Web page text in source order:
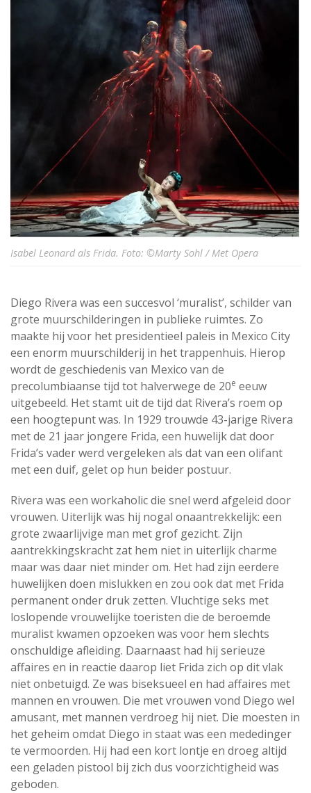
Isabel Leonard als Frida. Foto: ©Marty Sohl / Met Opera
Diego Rivera was een succesvol ‘muralist’, schilder van
grote muurschilderingen in publieke ruimtes. Zo
maakte hij voor het presidentieel paleis in Mexico City
een enorm muurschilderij in het trappenhuis. Hierop
wordt de geschiedenis van Mexico van de
precolumbiaanse tijd tot halverwege de 20e eeuw
uitgebeeld. Het stamt uit de tijd dat Rivera’s roem op
een hoogtepunt was. In 1929 trouwde 43-jarige Rivera
met de 21 jaar jongere Frida, een huwelijk dat door
Frida’s vader werd vergeleken als dat van een olifant
met een duif, gelet op hun beider postuur.
Rivera was een workaholic die snel werd afgeleid door
vrouwen. Uiterlijk was hij nogal onaantrekkelijk: een
grote zwaarlijvige man met grof gezicht. Zijn
aantrekkingskracht zat hem niet in uiterlijk charme
maar was daar niet minder om. Het had zijn eerdere
huwelijken doen mislukken en zou ook dat met Frida
permanent onder druk zetten. Vluchtige seks met
loslopende vrouwelijke toeristen die de beroemde
muralist kwamen opzoeken was voor hem slechts
onschuldige afleiding. Daarnaast had hij serieuze
affaires en in reactie daarop liet Frida zich op dit vlak
niet onbetuigd. Ze was biseksueel en had affaires met
mannen en vrouwen. Die met vrouwen vond Diego wel
amusant, met mannen verdroeg hij niet. Die moesten in
het geheim omdat Diego in staat was een mededinger
te vermoorden. Hij had een kort lontje en droeg altijd
een geladen pistool bij zich dus voorzichtigheid was
geboden.